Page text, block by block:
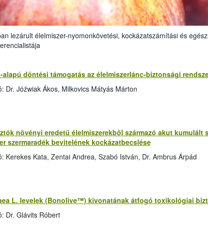
lezárult élelmiszer-nyomonkövetési, kockázatszámítási és
alapú döntési támogatás az élelmiszerlánc-biztonsági
Dr. Jóźwiak Ákos, Milkovics Mátyás Márton
növényi eredetű élelmiszerekből származó akut kumulált
szermaradék bevitelének kockázatbecslése
Kerekes Kata, Zentai Andrea, Szabó István, Dr. Ambrus Árpád
L. levelek (Bonolive™) kivonatának átfogó toxikológiai
Dr. Glávits Róbert